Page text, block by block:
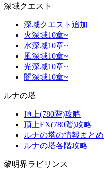
深域クエスト
深域クエスト追加
火深域10章~
水深域10章~
風深域10章~
光深域10章~
闇深域10章~
ルナの塔
頂上(780階)攻略
頂上EX(780階)攻略
ルナの塔の情報まとめ
ルナの塔各階攻略
黎明界ラビリンス